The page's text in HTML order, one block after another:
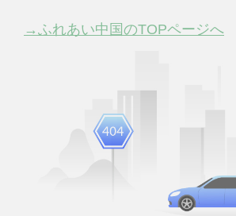
→ふれあい中国のTOPページへ